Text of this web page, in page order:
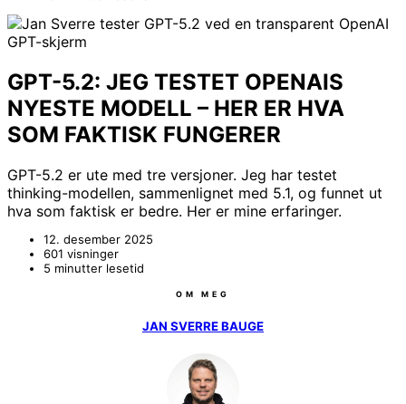
GPT-5.2: JEG TESTET OPENAIS
NYESTE MODELL – HER ER HVA
SOM FAKTISK FUNGERER
GPT-5.2 er ute med tre versjoner. Jeg har testet
thinking-modellen, sammenlignet med 5.1, og funnet ut
hva som faktisk er bedre. Her er mine erfaringer.
12. desember 2025
601 visninger
5 minutter lesetid
OM MEG
JAN SVERRE BAUGE